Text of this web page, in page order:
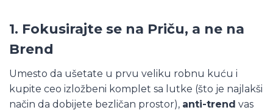
1. Fokusirajte se na Priču, a ne na
Brend
Umesto da ušetate u prvu veliku robnu kuću i
kupite ceo izložbeni komplet sa lutke (što je najlakši
način da dobijete bezličan prostor), anti-trend vas